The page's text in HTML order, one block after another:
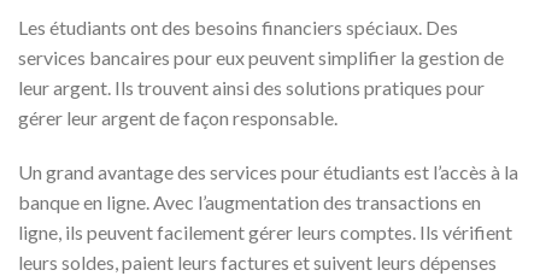
Les étudiants ont des besoins financiers spéciaux. Des
services bancaires pour eux peuvent simplifier la gestion de
leur argent. Ils trouvent ainsi des solutions pratiques pour
gérer leur argent de façon responsable.
Un grand avantage des services pour étudiants est l’accès à la
banque en ligne. Avec l’augmentation des transactions en
ligne, ils peuvent facilement gérer leurs comptes. Ils vérifient
leurs soldes, paient leurs factures et suivent leurs dépenses